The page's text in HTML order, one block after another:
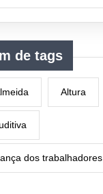
de tags
Altura
dos trabalhadores